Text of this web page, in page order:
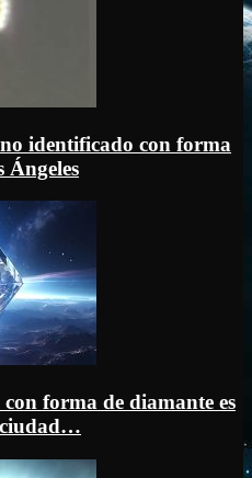
identificado con forma
Ángeles
forma de diamante es
ciudad…